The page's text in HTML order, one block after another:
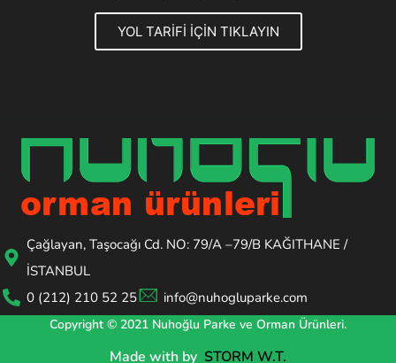
YOL TARİFİ İÇİN TIKLAYIN
Çağlayan, Taşocağı Cd. NO: 79/A –79/B KAĞITHANE /
İSTANBUL
0 (212) 210 52 25
info@nuhogluparke.com
Made with by STORM W.T.
Copyright © 2021 Nuhoğlu Parke ve Orman Ürünleri.